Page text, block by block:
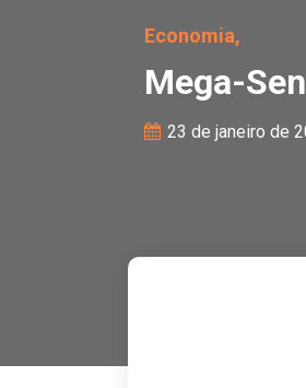
Economia,
Mega-
23 de janeiro de